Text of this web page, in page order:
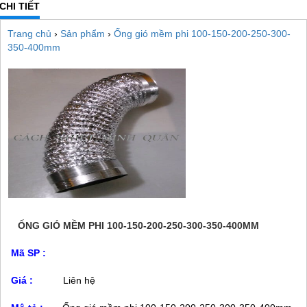
CHI TIẾT
Trang chủ › Sản phẩm › Ống gió mềm phi 100-150-200-250-300-
350-400mm
ỐNG GIÓ MỀM PHI 100-150-200-250-300-350-400MM
Mã SP :
Giá : Liên hệ